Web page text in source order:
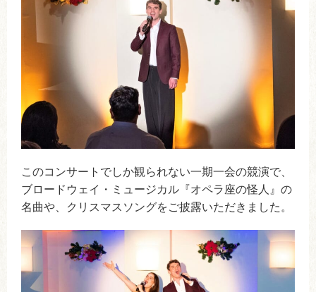
このコンサートでしか観られない一期一会の競演で、
ブロードウェイ・ミュージカル『オペラ座の怪人』の
名曲や、クリスマスソングをご披露いただきました。